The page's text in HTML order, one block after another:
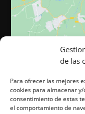
de las
Para ofrecer las mejores
cookies para almacenar
consentimiento de estas
el comportamiento de
Página web